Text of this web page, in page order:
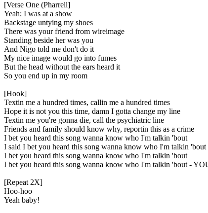
[Verse One (Pharrell]
Yeah; I was at a show
Backstage untying my shoes
There was your friend from wireimage
Standing beside her was you
And Nigo told me don't do it
My nice image would go into fumes
But the head without the ears heard it
So you end up in my room
[Hook]
Textin me a hundred times, callin me a hundred times
Hope it is not you this time, damn I gotta change my line
Textin me you're gonna die, call the psychiatric line
Friends and family should know why, reportin this as a crime
I bet you heard this song wanna know who I'm talkin 'bout
I said I bet you heard this song wanna know who I'm talkin 'bout
I bet you heard this song wanna know who I'm talkin 'bout
I bet you heard this song wanna know who I'm talkin 'bout -
[Repeat 2X]
Hoo-hoo
Yeah baby!